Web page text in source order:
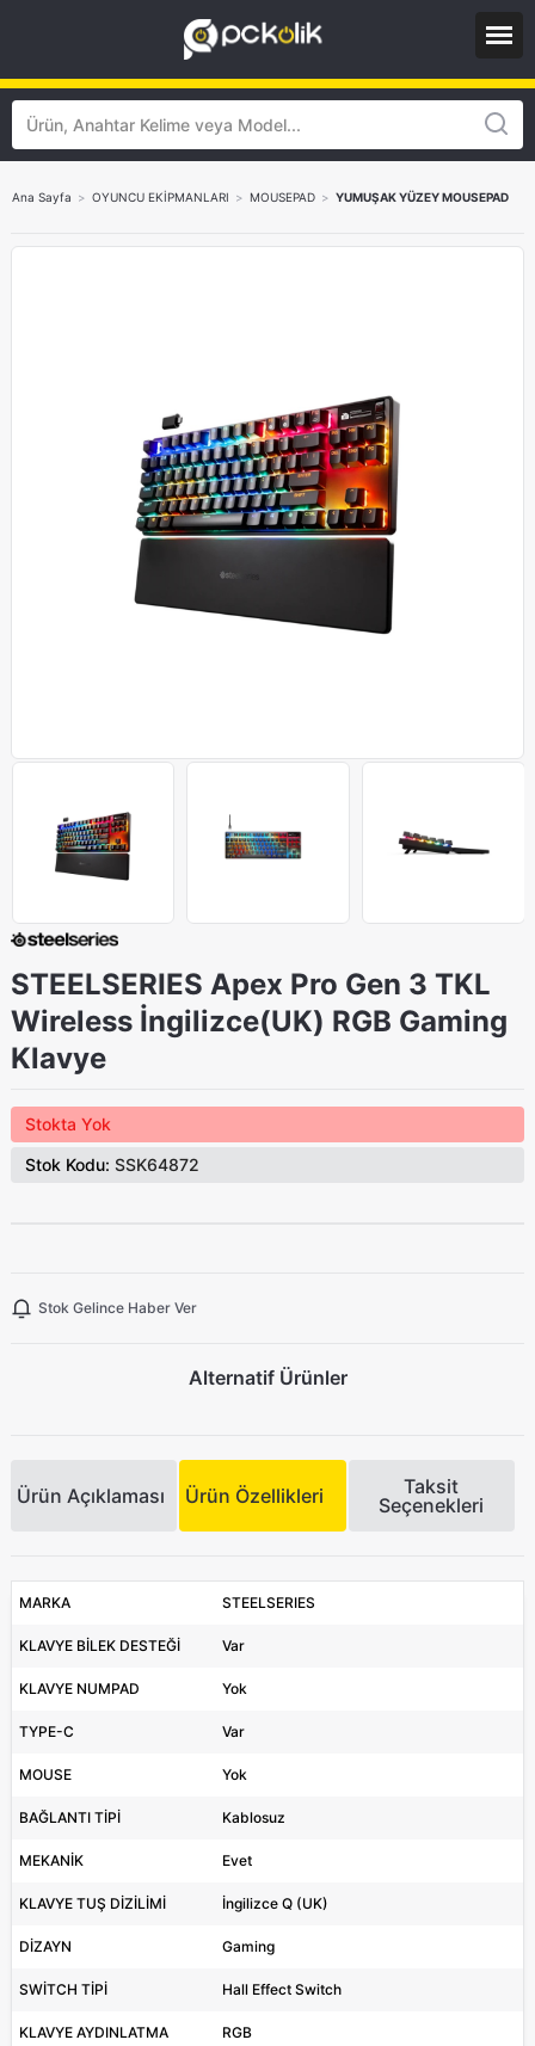
Ana Sayfa > OYUNCU EKİPMANLARI > MOUSEPAD > YUMUŞAK YÜZEY MOUSEPAD
STEELSERIES Apex Pro Gen 3 TKL
Wireless İngilizce(UK) RGB Gaming
Klavye
Stokta Yok
Stok Kodu: SSK64872
Stok Gelince Haber Ver
Alternatif Ürünler
Ürün Açıklaması Ürün Özellikleri
Taksit
Seçenekleri
MARKA STEELSERIES
KLAVYE BİLEK DESTEĞİ Var
KLAVYE NUMPAD Yok
TYPE-C Var
MOUSE Yok
BAĞLANTI TİPİ Kablosuz
MEKANİK Evet
KLAVYE TUŞ DİZİLİMİ İngilizce Q (UK)
DİZAYN Gaming
SWİTCH TİPİ Hall Effect Switch
KLAVYE AYDINLATMA RGB